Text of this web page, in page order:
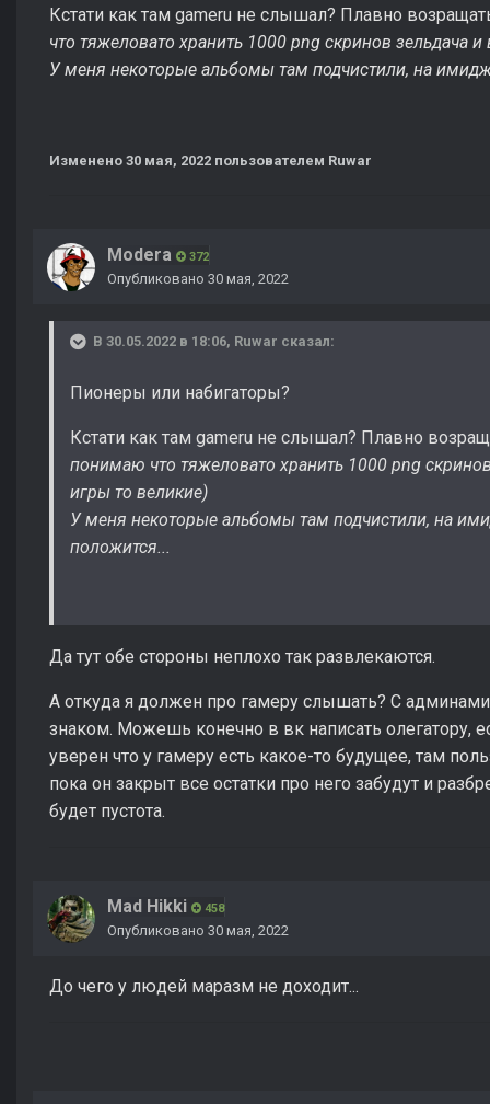
Кстати как там gameru не слышал? Плавно
что тяжеловато хранить 1000 png скринов зельдача
У меня некоторые альбомы там подчистили, на
Изменено 30 мая, 2022 пользователем Ruwar
Modera 372
Опубликовано 30 мая, 2022
В 30.05.2022 в 18:06, Ruwar сказал:
Пионеры или набигаторы?
Кстати как там gameru не слышал? Плавно
понимаю что тяжеловато хранить 1000 png
игры то великие)
У меня некоторые альбомы там подчистили, на
положится...
Да тут обе стороны неплохо так развлекаются.
А откуда я должен про гамеру слышать? С
знаком. Можешь конечно в вк написать олегатору,
уверен что у гамеру есть какое-то будущее, там
пока он закрыт все остатки про него забудут и
будет пустота.
Mad Hikki 458
Опубликовано 30 мая, 2022
До чего у людей маразм не доходит...